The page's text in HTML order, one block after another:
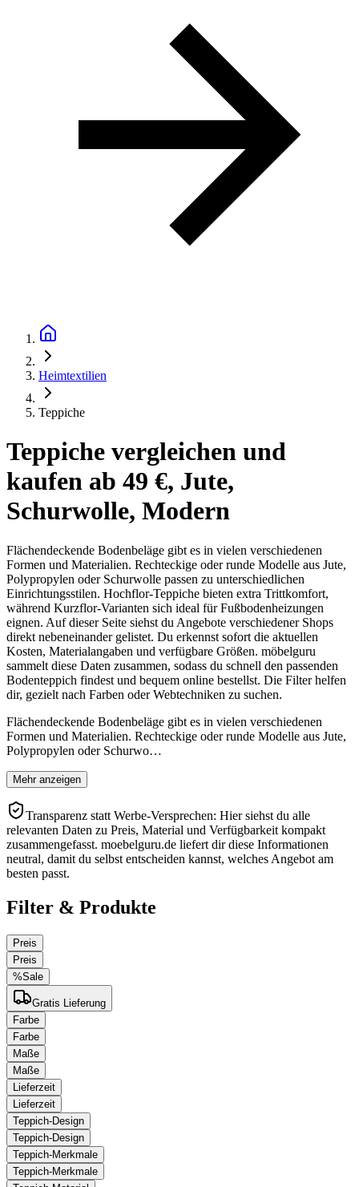
Heimtextilien
Teppiche
Teppiche vergleichen und
kaufen ab 49 €, Jute,
Schurwolle, Modern
Flächendeckende Bodenbeläge gibt es in vielen verschiedenen
Formen und Materialien. Rechteckige oder runde Modelle aus Jute,
Polypropylen oder Schurwolle passen zu unterschiedlichen
Einrichtungsstilen. Hochflor-Teppiche bieten extra Trittkomfort,
während Kurzflor-Varianten sich ideal für Fußbodenheizungen
eignen. Auf dieser Seite siehst du Angebote verschiedener Shops
direkt nebeneinander gelistet. Du erkennst sofort die aktuellen
Kosten, Materialangaben und verfügbare Größen. möbelguru
sammelt diese Daten zusammen, sodass du schnell den passenden
Bodenteppich findest und bequem online bestellst. Die Filter helfen
dir, gezielt nach Farben oder Webtechniken zu suchen.
Flächendeckende Bodenbeläge gibt es in vielen verschiedenen
Formen und Materialien. Rechteckige oder runde Modelle aus Jute,
Polypropylen oder Schurwo…
Mehr anzeigen
Transparenz statt Werbe-Versprechen: Hier siehst du alle
relevanten Daten zu Preis, Material und Verfügbarkeit kompakt
zusammengefasst. moebelguru.de liefert dir diese Informationen
neutral, damit du selbst entscheiden kannst, welches Angebot am
besten passt.
Filter & Produkte
Preis
Preis
%Sale
Gratis Lieferung
Farbe
Farbe
Maße
Maße
Lieferzeit
Lieferzeit
Teppich-Design
Teppich-Design
Teppich-Merkmale
Teppich-Merkmale